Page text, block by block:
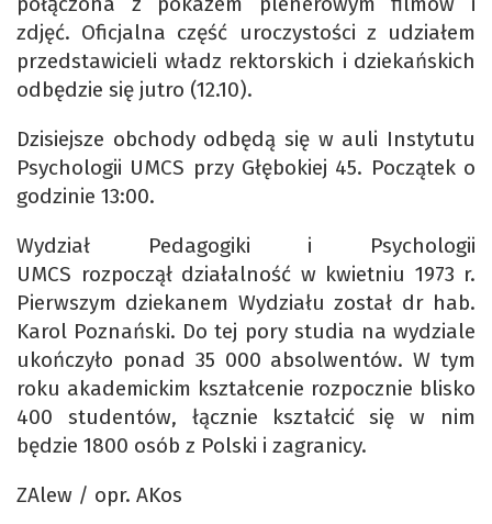
zdjęć. Oficjalna część uroczystości z udziałem
przedstawicieli władz rektorskich i dziekańskich
odbędzie się jutro (12.10).
Dzisiejsze obchody odbędą się w auli Instytutu
Psychologii UMCS przy Głębokiej 45. Początek o
godzinie 13:00.
Wydział Pedagogiki i Psychologii
UMCS rozpoczął działalność w kwietniu 1973 r.
Pierwszym dziekanem Wydziału został dr hab.
Karol Poznański. Do tej pory studia na wydziale
ukończyło ponad 35 000 absolwentów. W tym
roku akademickim kształcenie rozpocznie blisko
400 studentów, łącznie kształcić się w nim
będzie 1800 osób z Polski i zagranicy.
ZAlew / opr. AKos